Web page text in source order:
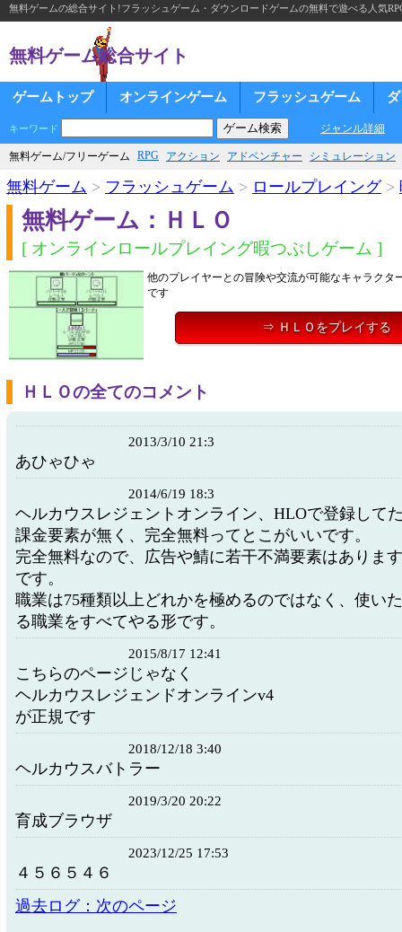
無料ゲームの総合サイト!フラッシュゲーム・ダウンロードゲームの無料で遊べる人気
無料ゲーム総合サイト
ゲームトップ オンラインゲーム フラッシュゲーム
キーワード ジャンル詳細
無料ゲーム/フリーゲーム RPG アクション アドベンチャー シミュレーション
無料ゲーム > フラッシュゲーム > ロールプレイング>
無料ゲーム：ＨＬＯ
[ オンラインロールプレイング暇つぶしゲーム ]
他のプレイヤーとの冒険や交流が可能なキャラクタ
です
⇒ ＨＬＯをプレイする
ＨＬＯの全てのコメント
2013/3/10 21:3
あひゃひゃ
2014/6/19 18:3
ヘルカウスレジェントオンライン、HLOで登録して
課金要素が無く、完全無料ってとこがいいです。
完全無料なので、広告や鯖に若干不満要素はありま
です。
職業は75種類以上どれかを極めるのではなく、使い
る職業をすべてやる形です。
2015/8/17 12:41
こちらのページじゃなく
ヘルカウスレジェンドオンラインv4
が正規です
2018/12/18 3:40
ヘルカウスバトラー
2019/3/20 20:22
育成ブラウザ
2023/12/25 17:53
４５６５４６
過去ログ：次のページ